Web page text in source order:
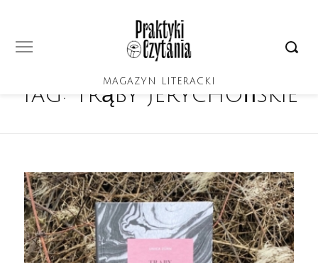
MAGAZYN LITERACKI
Tag: Trąby jerychońskie